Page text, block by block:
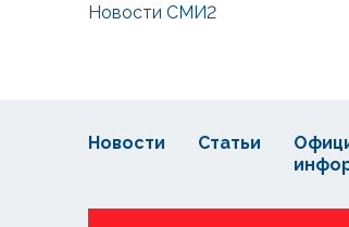
Новости СМИ2
Новости Статьи